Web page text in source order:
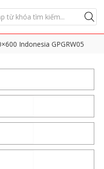
Indonesia GPGRW05